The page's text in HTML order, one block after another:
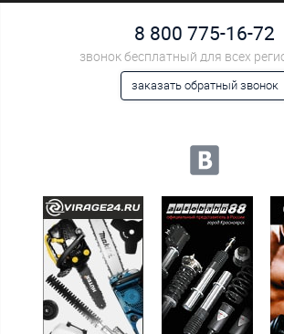
8 800 775-16-72
звонок бесплатный для всех
заказать обратный звонок